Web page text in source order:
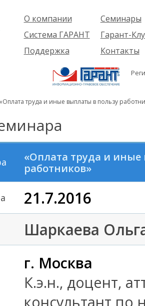
О компании
Компания
Проекты
Партнеры
Вакансии
Реквизиты
Информация
Система ГАРАНТ
О системе
решения
Комплекты
Новинки
Поддержка
Пользователям
Будущим
пользователям
Семинары
Об услуге
семинары
Гарант-
Контакты
труда и иные выплаты в пользу
«Оплата труда и
работников»
21.7.2016
Шаркаева
г. Москва
К.э.н., доцент,
консультант по